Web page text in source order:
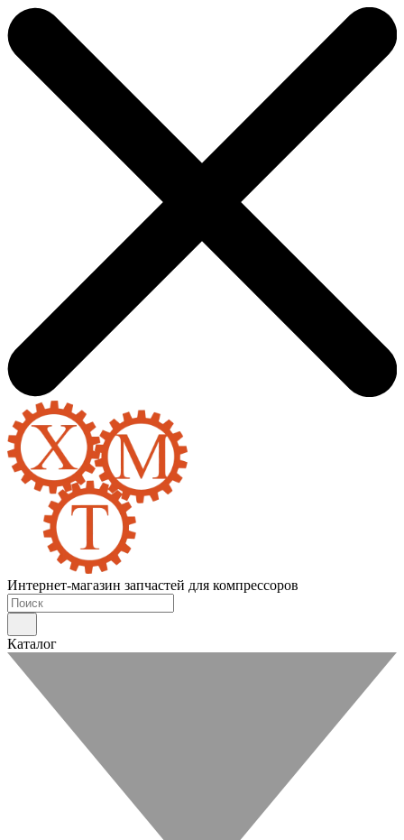
Интернет-магазин запчастей для компрессоров
Каталог